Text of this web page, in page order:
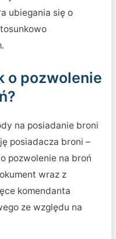
ubiegania się o
o pozwolenie
na posiadanie broni
posiadacza broni –
pozwolenie na broń
wraz z
komendanta
ze względu na